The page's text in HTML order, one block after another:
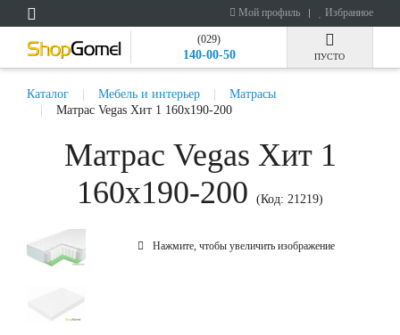
Мой профиль Избранное
(029)
140-00-50 ПУСТО
Каталог Мебель и интерьер
Матрасы
Матрас Vegas Хит 1 160x190-200
Матрас Vegas Хит 1
160x190-200
(Код: 21219)
Нажмите, чтобы увеличить изображение